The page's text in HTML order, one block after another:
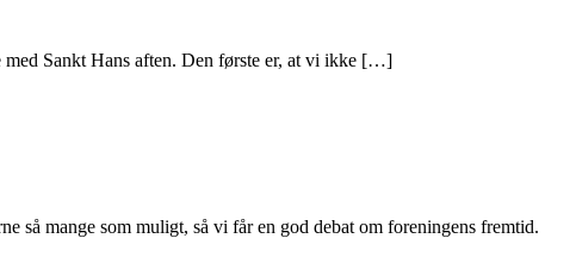
Sankt Hans aften. Den første er, at vi ikke […]
så mange som muligt, så vi får en god debat om foreningens fremtid.